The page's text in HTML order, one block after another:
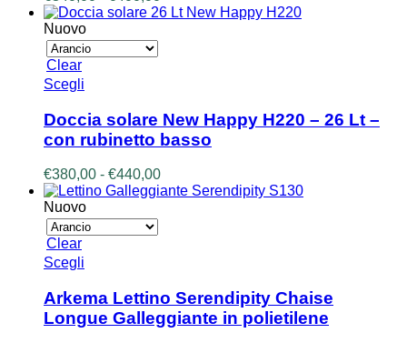
Le
opzioni
possono
essere
nella
del
prodotto
di
Nuovo
Clear
Scegli
ha
più
varianti.
Le
opzioni
possono
essere
scelte
prodotto
Doccia solare New Happy H220 – 26 Lt –
con rubinetto basso
€380,00 - €440,00Fascia
di
Nuovo
Clear
Scegli
ha
più
varianti.
Arkema Lettino Serendipity Chaise
Longue Galleggiante in polietilene